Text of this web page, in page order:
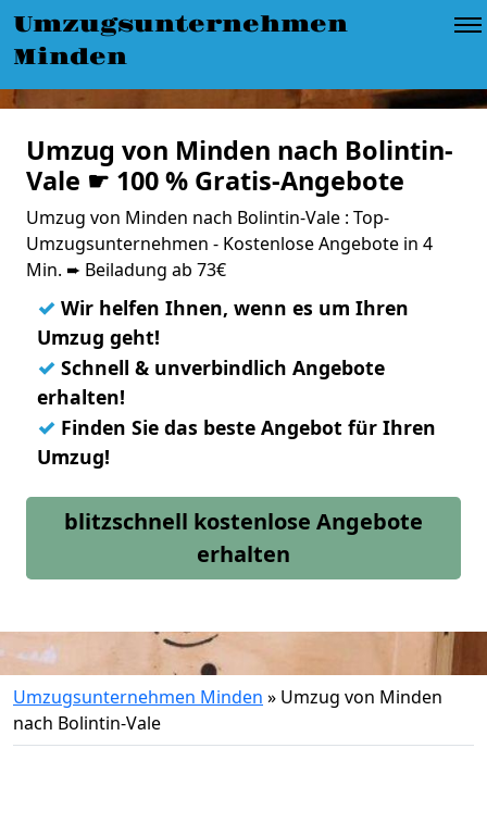
Umzugsunternehmen
Minden
Umzug von Minden nach Bolintin-
Vale ☛ 100 % Gratis-Angebote
Umzug von Minden nach Bolintin-Vale : Top-
Umzugsunternehmen - Kostenlose Angebote in 4
Min. ➨ Beiladung ab 73€
✓ Wir helfen Ihnen, wenn es um Ihren
Umzug geht!
✓ Schnell & unverbindlich Angebote
erhalten!
✓ Finden Sie das beste Angebot für Ihren
Umzug!
blitzschnell kostenlose Angebote
erhalten
Umzugsunternehmen Minden » Umzug von Minden
nach Bolintin-Vale